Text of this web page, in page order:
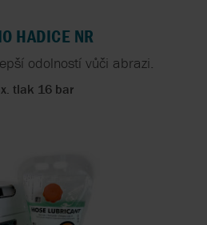
HADICE NR
odolností vůči abrazi.
tlak 16 bar